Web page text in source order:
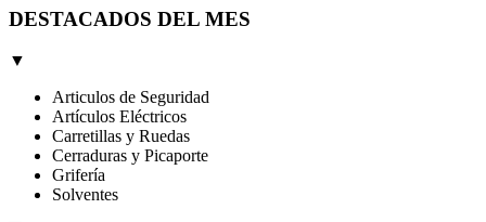
DESTACADOS DEL MES
▼
Articulos de Seguridad
Artículos Eléctricos
Carretillas y Ruedas
Cerraduras y Picaporte
Grifería
Solventes